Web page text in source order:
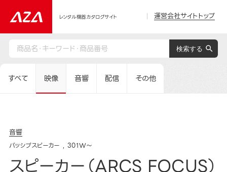
レンタル機器カタログサイト 運営会社サイトトップ
すべて 映像 音響 配信 その他
音響
パッシブスピーカー 301W～
スピーカー（ARCS FOCUS）